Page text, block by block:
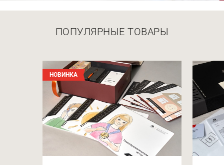
ПОПУЛЯРНЫЕ ТОВАРЫ
НОВИНКА